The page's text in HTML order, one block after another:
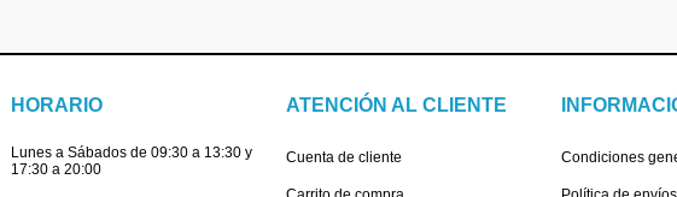
HORARIO
Lunes a Sábados de 09:30 a 13:30 y
17:30 a 20:00
ATENCIÓN AL CLIENTE
Cuenta de cliente Condiciones